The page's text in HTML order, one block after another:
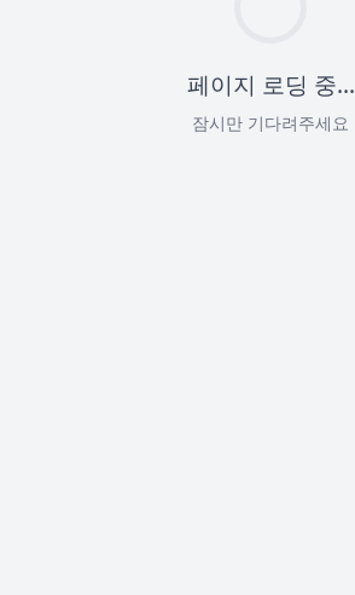
페이지 로딩 중...
잠시만 기다려주세요